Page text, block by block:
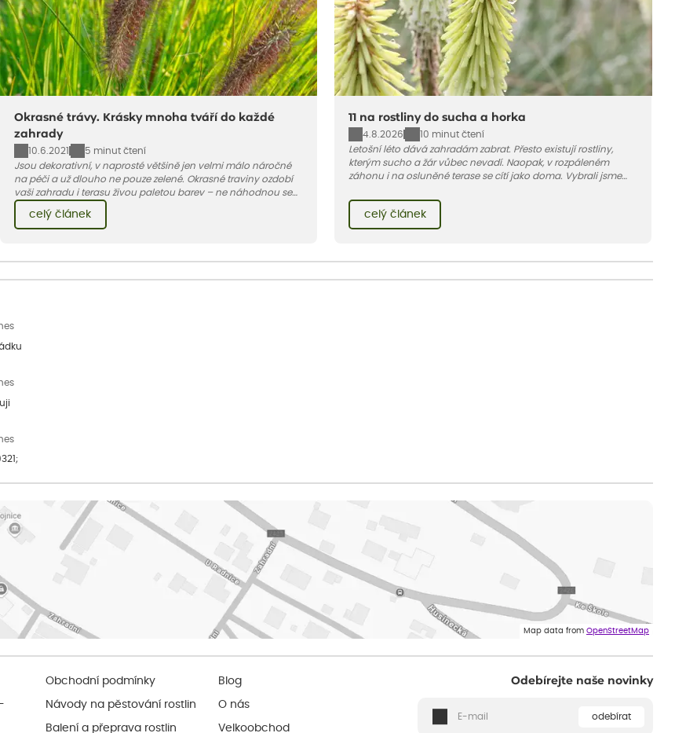
Okrasné trávy. Krásky mnoha tváří do každé
zahrady
10.6.2021
5 minut čtení
Jsou dekorativní, v naprosté většině jen velmi málo náročné
na péči a už dlouho ne pouze zelené. Okrasné traviny ozdobí
vaši zahradu i terasu živou paletou barev – ne náhodnou se
celý článek
11 na rostliny do sucha a horka
4.8.2026
10 minut čtení
Letošní léto dává zahradám zabrat. Přesto existují rostliny,
kterým sucho a žár vůbec nevadí. Naopak, v rozpáleném
záhonu i na osluněné terase se cítí jako doma. Vybrali jsme
léto bez pravidelné zálivky. Pojďme se podívat, které to jsou.
celý článek
Map data from OpenStreetMap
Obchodní podmínky
Návody na pěstování rostlin
Balení a přeprava rostlin
Blog
O nás
Velkoobchod
Odebírejte naše novinky
odebírat